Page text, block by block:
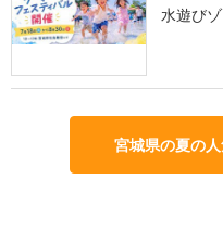
水遊び
宮城県の夏の